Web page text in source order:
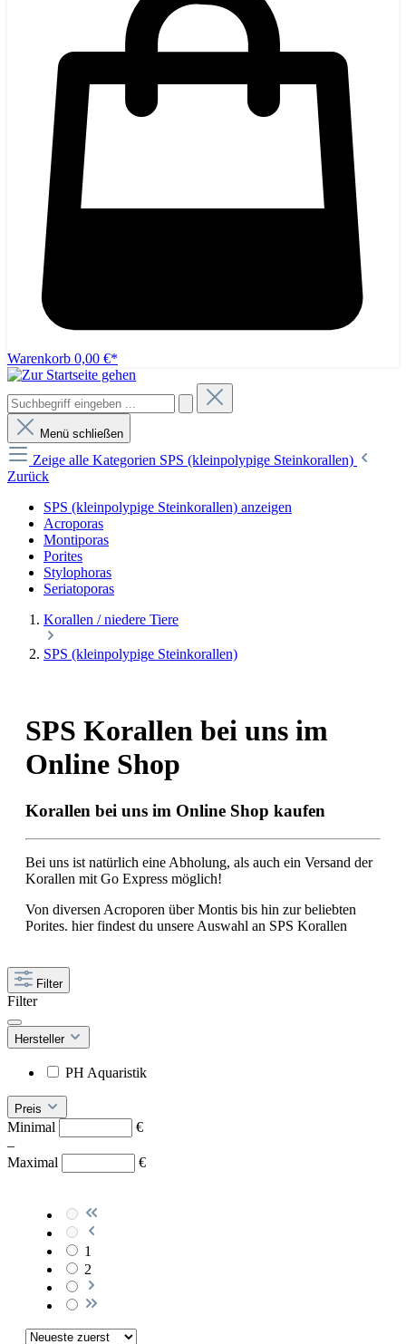
Warenkorb 0,00 €*
Menü schließen
Zeige alle Kategorien SPS (kleinpolypige Steinkorallen)
Zurück
SPS (kleinpolypige Steinkorallen) anzeigen
Acroporas
Montiporas
Porites
Stylophoras
Seriatoporas
Korallen / niedere Tiere
SPS (kleinpolypige Steinkorallen)
SPS Korallen bei uns im
Online Shop
Korallen bei uns im Online Shop kaufen
Bei uns ist natürlich eine Abholung, als auch ein Versand der
Korallen mit Go Express möglich!
Von diversen Acroporen über Montis bis hin zur beliebten
Porites. hier findest du unsere Auswahl an SPS Korallen
Filter
Filter
Hersteller
PH Aquaristik
Preis
Minimal
€
–
Maximal
€
1
2